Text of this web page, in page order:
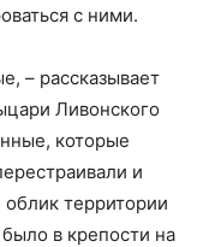
с ними.
– рассказывает
Ливонского
которые
и
территории
в крепости на